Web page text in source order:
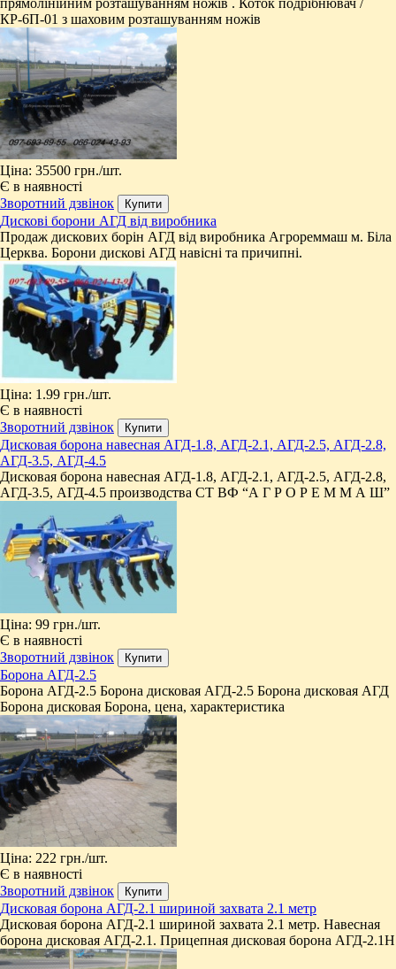
КР-6П-01 з шаховим розташуванням ножів
Ціна: 35500 грн./шт.
Є в наявності
Зворотний дзвінок
Дискові борони АГД від виробника
Продаж дискових борін АГД від виробника Агрореммаш м. Біла
Церква. Борони дискові АГД навісні та причипні.
Ціна: 1.99 грн./шт.
Є в наявності
Зворотний дзвінок
Дисковая борона навесная АГД-1.8, АГД-2.1, АГД-2.5, АГД-2.8,
АГД-3.5, АГД-4.5
Дисковая борона навесная АГД-1.8, АГД-2.1, АГД-2.5, АГД-2.8,
АГД-3.5, АГД-4.5 производства СТ ВФ “А Г Р О Р Е М М А Ш”
Ціна: 99 грн./шт.
Є в наявності
Зворотний дзвінок
Борона АГД-2.5
Борона АГД-2.5 Борона дисковая АГД-2.5 Борона дисковая АГД
Борона дисковая Борона, цена, характеристика
Ціна: 222 грн./шт.
Є в наявності
Зворотний дзвінок
Дисковая борона АГД-2.1 шириной захвата 2.1 метр
Дисковая борона АГД-2.1 шириной захвата 2.1 метр. Навесная
борона дисковая АГД-2.1. Прицепная дисковая борона АГД-2.1Н